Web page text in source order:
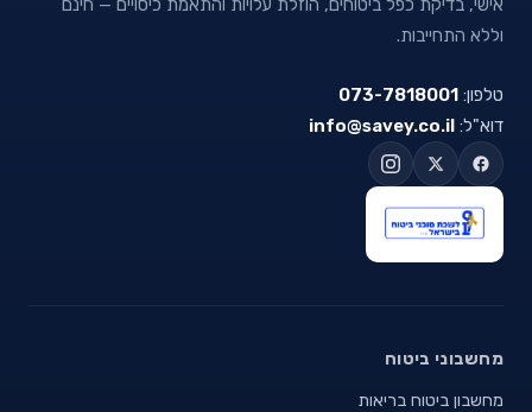
וללא התחייבות.
טלפון: 073-7818001
דוא"ל: info@savey.co.il
מחשבוני ביטוח
מחשבון ביטוח בריאות